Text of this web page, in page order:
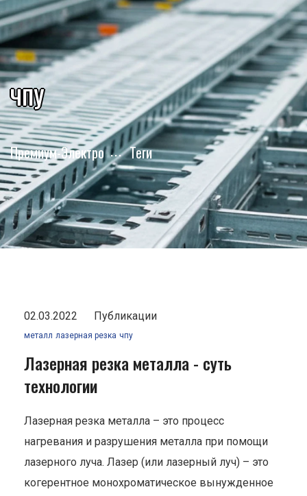
чпу
Премиум-Электро Теги
02.03.2022 Публикации
металл лазерная резка чпу
Лазерная резка металла - суть
технологии
Лазерная резка металла – это процесс
нагревания и разрушения металла при помощи
лазерного луча. Лазер (или лазерный луч) – это
когерентное монохроматическое вынужденное